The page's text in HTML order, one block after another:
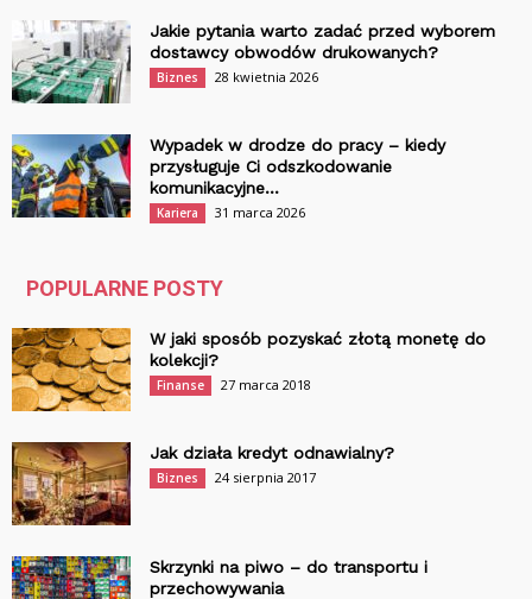
Jakie pytania warto zadać przed wyborem
dostawcy obwodów drukowanych?
Biznes 28 kwietnia 2026
Wypadek w drodze do pracy – kiedy
przysługuje Ci odszkodowanie
komunikacyjne...
Kariera 31 marca 2026
POPULARNE POSTY
W jaki sposób pozyskać złotą monetę do
kolekcji?
Finanse 27 marca 2018
Jak działa kredyt odnawialny?
Biznes 24 sierpnia 2017
Skrzynki na piwo – do transportu i
przechowywania